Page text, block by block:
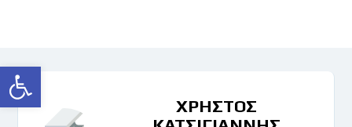
Ανοίξτε τη γραμμή εργαλείων
ΧΡΗΣΤΟΣ